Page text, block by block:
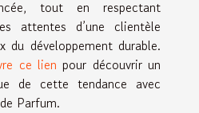
tout en respectant
attentes d’une clientèle
du développement durable.
ce lien pour découvrir un
de cette tendance avec
Parfum.